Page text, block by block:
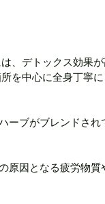
、デトックス効果
を中心に全身丁寧に
ーブがブレンドさ
原因となる疲労物